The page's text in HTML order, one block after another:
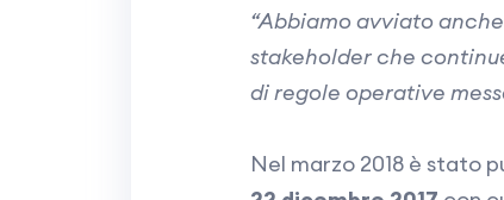
“Abbiamo avviato
stakeholder che
di regole operative
Nel marzo 2018 è stato